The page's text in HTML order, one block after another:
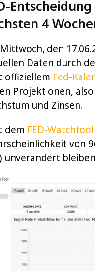
4
den
Daten durch
offiziellem Fed-
Projektionen,
und Zinsen.
dem FED-Watchtool
von
unverändert